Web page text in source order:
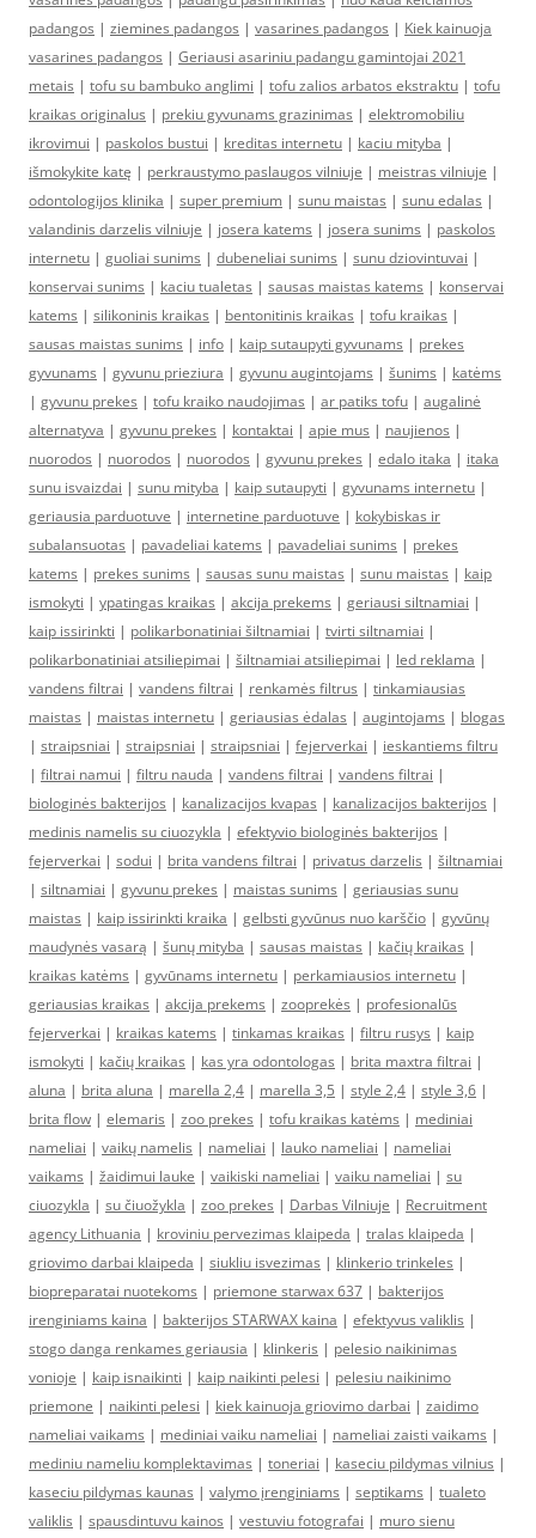
padangos | ziemines padangos | vasarines padangos | Kiek kainuoja
vasarines padangos | Geriausi asariniu padangu gamintojai 2021
metais | tofu su bambuko anglimi | tofu zalios arbatos ekstraktu | tofu
kraikas originalus | prekiu gyvunams grazinimas | elektromobiliu
ikrovimui | paskolos bustui | kreditas internetu | kaciu mityba |
išmokykite katę | perkraustymo paslaugos vilniuje | meistras vilniuje |
odontologijos klinika | super premium | sunu maistas | sunu edalas |
valandinis darzelis vilniuje | josera katems | josera sunims | paskolos
internetu | guoliai sunims | dubeneliai sunims | sunu dziovintuvai |
konservai sunims | kaciu tualetas | sausas maistas katems | konservai
katems | silikoninis kraikas | bentonitinis kraikas | tofu kraikas |
sausas maistas sunims | info | kaip sutaupyti gyvunams | prekes
gyvunams | gyvunu prieziura | gyvunu augintojams | šunims | katėms
| gyvunu prekes | tofu kraiko naudojimas | ar patiks tofu | augalinė
alternatyva | gyvunu prekes | kontaktai | apie mus | naujienos |
nuorodos | nuorodos | nuorodos | gyvunu prekes | edalo itaka | itaka
sunu isvaizdai | sunu mityba | kaip sutaupyti | gyvunams internetu |
geriausia parduotuve | internetine parduotuve | kokybiskas ir
subalansuotas | pavadeliai katems | pavadeliai sunims | prekes
katems | prekes sunims | sausas sunu maistas | sunu maistas | kaip
ismokyti | ypatingas kraikas | akcija prekems | geriausi siltnamiai |
kaip issirinkti | polikarbonatiniai šiltnamiai | tvirti siltnamiai |
polikarbonatiniai atsiliepimai | šiltnamiai atsiliepimai | led reklama |
vandens filtrai | vandens filtrai | renkamės filtrus | tinkamiausias
maistas | maistas internetu | geriausias ėdalas | augintojams | blogas
| straipsniai | straipsniai | straipsniai | fejerverkai | ieskantiems filtru
| filtrai namui | filtru nauda | vandens filtrai | vandens filtrai |
biologinės bakterijos | kanalizacijos kvapas | kanalizacijos bakterijos |
medinis namelis su ciuozykla | efektyvio biologinės bakterijos |
fejerverkai | sodui | brita vandens filtrai | privatus darzelis | šiltnamiai
| siltnamiai | gyvunu prekes | maistas sunims | geriausias sunu
maistas | kaip issirinkti kraika | gelbsti gyvūnus nuo karščio | gyvūnų
maudynės vasarą | šunų mityba | sausas maistas | kačių kraikas |
kraikas katėms | gyvūnams internetu | perkamiausios internetu |
geriausias kraikas | akcija prekems | zooprekės | profesionalūs
fejerverkai | kraikas katems | tinkamas kraikas | filtru rusys | kaip
ismokyti | kačių kraikas | kas yra odontologas | brita maxtra filtrai |
aluna | brita aluna | marella 2,4 | marella 3,5 | style 2,4 | style 3,6 |
brita flow | elemaris | zoo prekes | tofu kraikas katėms | mediniai
nameliai | vaikų namelis | nameliai | lauko nameliai | nameliai
vaikams | žaidimui lauke | vaikiski nameliai | vaiku nameliai | su
ciuozykla | su čiuožykla | zoo prekes | Darbas Vilniuje | Recruitment
agency Lithuania | kroviniu pervezimas klaipeda | tralas klaipeda |
griovimo darbai klaipeda | siukliu isvezimas | klinkerio trinkeles |
biopreparatai nuotekoms | priemone starwax 637 | bakterijos
irenginiams kaina | bakterijos STARWAX kaina | efektyvus valiklis |
stogo danga renkames geriausia | klinkeris | pelesio naikinimas
vonioje | kaip isnaikinti | kaip naikinti pelesi | pelesiu naikinimo
priemone | naikinti pelesi | kiek kainuoja griovimo darbai | zaidimo
nameliai vaikams | mediniai vaiku nameliai | nameliai zaisti vaikams |
mediniu nameliu komplektavimas | toneriai | kaseciu pildymas vilnius |
kaseciu pildymas kaunas | valymo įrenginiams | septikams | tualeto
valiklis | spausdintuvu kainos | vestuviu fotografai | muro sienu